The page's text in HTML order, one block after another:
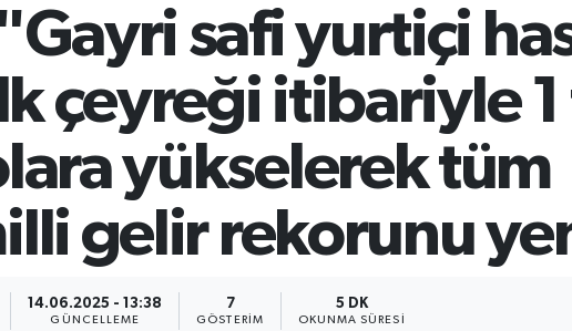
6862,09000
BİST100
14.598,00
%0
BITCOIN
79.591,74
%-
safi yurtiçi
çeyreği itibariyle
yükselerek tüm
gelir rekorunu
14.06.2025 - 13:38
GÜNCELLEME
7
GÖSTERIM
5 DK
OKUNMA SÜRESI